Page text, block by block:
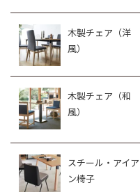
木製チェア（洋
風）
木製チェア（和
風）
スチール・アイア
ン椅子